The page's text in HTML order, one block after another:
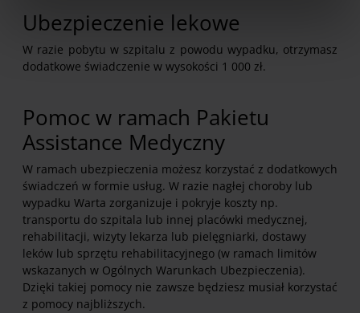
W dowolnej chwili możesz wycofać swoją zgodę w
Deklaracji dot. plików cookie . Informacje o
przetwarzaniu danych osobowych, w tym o
przysługujących w związku z tym uprawnieniach,
Ubezpieczenie lekowe
W razie pobytu w szpitalu z powodu wypadku, otrzymasz
dodatkowe świadczenie w wysokości 1 000 zł.
Pomoc w ramach Pakietu
Assistance Medyczny
W ramach ubezpieczenia możesz korzystać z dodatkowych
świadczeń w formie usług. W razie nagłej choroby lub
wypadku Warta zorganizuje i pokryje koszty np.
transportu do szpitala lub innej placówki medycznej,
rehabilitacji, wizyty lekarza lub pielęgniarki, dostawy
leków lub sprzętu rehabilitacyjnego (w ramach limitów
wskazanych w Ogólnych Warunkach Ubezpieczenia).
Dzięki takiej pomocy nie zawsze będziesz musiał korzystać
z pomocy najbliższych.